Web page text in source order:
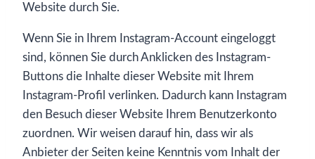
Website durch Sie.
Wenn Sie in Ihrem Instagram-Account eingeloggt
sind, können Sie durch Anklicken des Instagram-
Buttons die Inhalte dieser Website mit Ihrem
Instagram-Profil verlinken. Dadurch kann Instagram
den Besuch dieser Website Ihrem Benutzerkonto
zuordnen. Wir weisen darauf hin, dass wir als
Anbieter der Seiten keine Kenntnis vom Inhalt der